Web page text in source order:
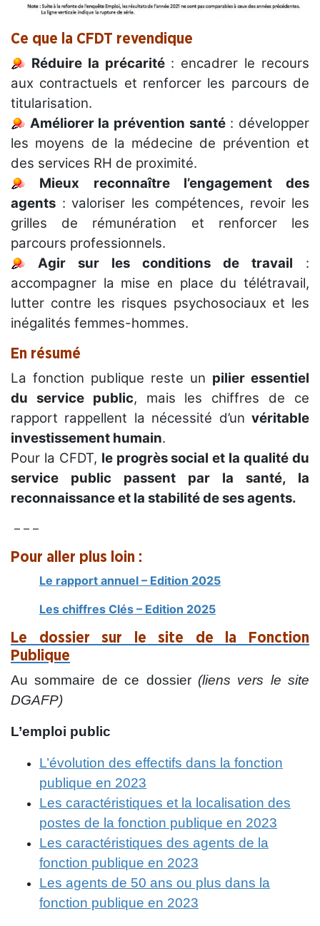
Ce que la CFDT revendique
Réduire la précarité: encadrer le recours
aux contractuels et renforcer les parcours de
titularisation.
Améliorer la prévention santé: développer
les moyens de la médecine de prévention et
des services RH de proximité.
Mieux reconnaître l’engagement des
agents : valoriser les compétences, revoir les
grilles de rémunération et renforcer les
parcours professionnels.
Agir sur les conditions de travail :
accompagner la mise en place du télétravail,
lutter contre les risques psychosociaux et les
inégalités femmes-hommes.
En résumé
La fonction publique reste un pilier essentiel
du service public, mais les chiffres de ce
rapport rappellent la nécessité d’un véritable
investissement humain.
Pour la CFDT, le progrès social et la qualité du
service public passent par la santé, la
reconnaissance et la stabilité de ses agents.
– – –
Pour aller plus loin :
Le rapport annuel – Edition 2025
Les chiffres Clés – Edition 2025
Le dossier sur le site de la Fonction
Publique
Au sommaire de ce dossier (liens vers le site
DGAFP)
L’emploi public
L’évolution des effectifs dans la fonction
publique en 2023
Les caractéristiques et la localisation des
postes de la fonction publique en 2023
Les caractéristiques des agents de la
fonction publique en 2023
Les agents de 50 ans ou plus dans la
fonction publique en 2023